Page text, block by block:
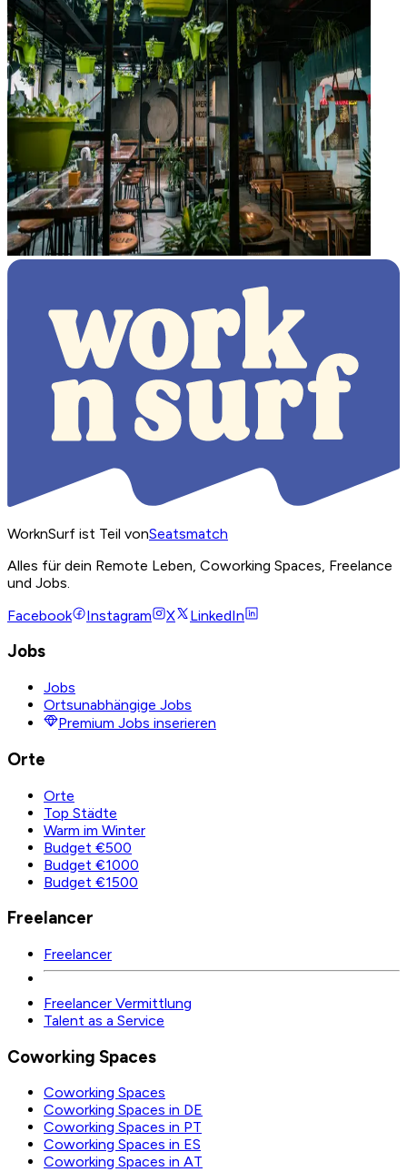
WorknSurf ist Teil vonSeatsmatch
Alles für dein Remote Leben, Coworking Spaces, Freelance
und Jobs.
Facebook
Instagram X LinkedIn
Jobs
Jobs
Ortsunabhängige Jobs
Premium Jobs inserieren
Orte
Orte
Top Städte
Warm im Winter
Budget €500
Budget €1000
Budget €1500
Freelancer
Freelancer
Freelancer Vermittlung
Talent as a Service
Coworking Spaces
Coworking Spaces
Coworking Spaces in DE
Coworking Spaces in PT
Coworking Spaces in ES
Coworking Spaces in AT